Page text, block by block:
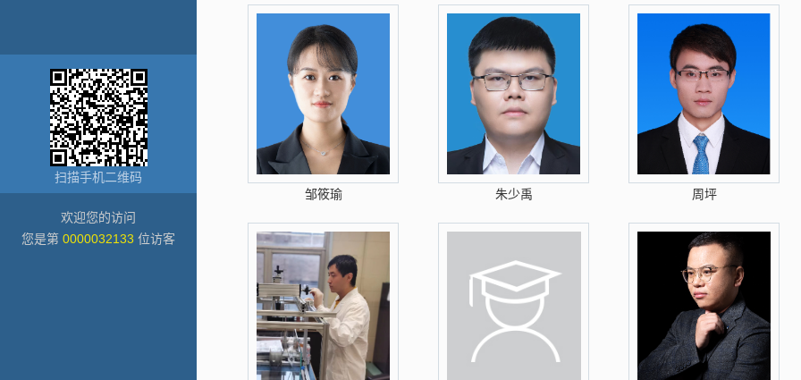
扫描手机二维码
欢迎您的访问
您是第 0000032133 位访客
邹筱瑜 朱少禹 周坪